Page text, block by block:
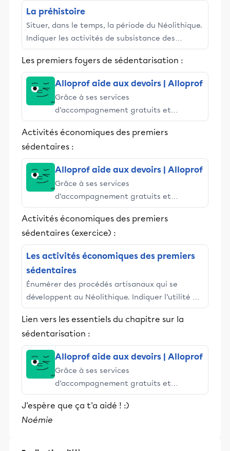
La préhistoire
Situer, dans le temps, la période du Néolithique.
Indiquer les activités de subsistance des
sociétés du Néolithiques. Énumérer des
procédés artisanaux ...
Les premiers foyers de sédentarisation :
Alloprof aide aux devoirs | Alloprof
Grâce à ses services
d’accompagnement gratuits et
stimulants, Alloprof engage les élèves
et leurs parents dans la réussite
éducative.
Activités économiques des premiers
sédentaires :
Alloprof aide aux devoirs | Alloprof
Grâce à ses services
d’accompagnement gratuits et
stimulants, Alloprof engage les élèves
et leurs parents dans la réussite
éducative.
Activités économiques des premiers
sédentaires (exercice) :
Les activités économiques des premiers
sédentaires
Énumérer des procédés artisanaux qui se
développent au Néolithique. Indiquer l’utilité de
la poterie développée au Néolithique. Indiquer
le facteur ...
Lien vers les essentiels du chapitre sur la
sédentarisation :
Alloprof aide aux devoirs | Alloprof
Grâce à ses services
d’accompagnement gratuits et
stimulants, Alloprof engage les élèves
et leurs parents dans la réussite
J'espère que ça t'a aidé ! :)
Noémie